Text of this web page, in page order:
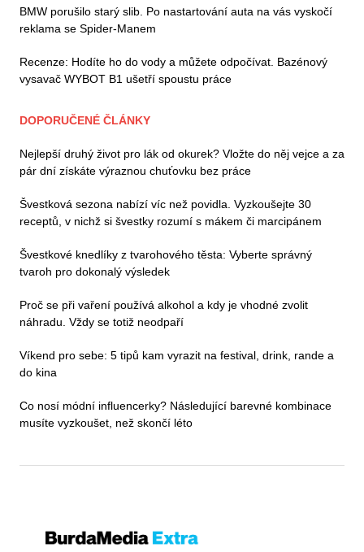
BMW porušilo starý slib. Po nastartování auta na vás vyskočí
reklama se Spider-Manem
Recenze: Hodíte ho do vody a můžete odpočívat. Bazénový
vysavač WYBOT B1 ušetří spoustu práce
DOPORUČENÉ ČLÁNKY
Nejlepší druhý život pro lák od okurek? Vložte do něj vejce a za
pár dní získáte výraznou chuťovku bez práce
Švestková sezona nabízí víc než povidla. Vyzkoušejte 30
receptů, v nichž si švestky rozumí s mákem či marcipánem
Švestkové knedlíky z tvarohového těsta: Vyberte správný
tvaroh pro dokonalý výsledek
Proč se při vaření používá alkohol a kdy je vhodné zvolit
náhradu. Vždy se totiž neodpaří
Víkend pro sebe: 5 tipů kam vyrazit na festival, drink, rande a
do kina
Co nosí módní influencerky? Následující barevné kombinace
musíte vyzkoušet, než skončí léto